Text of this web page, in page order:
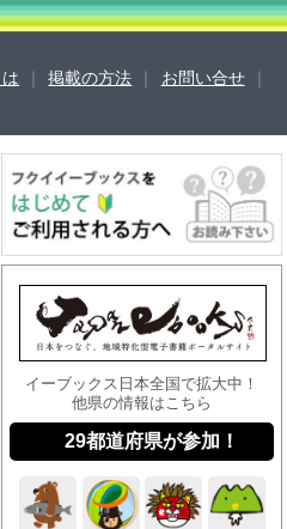
掲載の方法 お問い合せ
会社 ご利用ガイド
よくある質問
せ
掲載の方法
掲載規約
ュリティポリシー
動作環境
イーブックス日本全国で拡大中！
他県の情報はこちら
29都道府県が参加！